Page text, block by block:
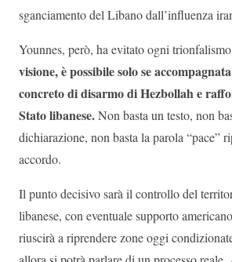
sganciamento del Libano dall’influenza
Younnes, però, ha evitato ogni
visione, è possibile solo se
concreto di disarmo di Hezbollah e
Stato libanese.Non basta un testo, non
dichiarazione, non basta la parola “pace”
accordo.
Il punto decisivo sarà il controllo del
libanese, con eventuale supporto
riuscirà a riprendere zone oggi